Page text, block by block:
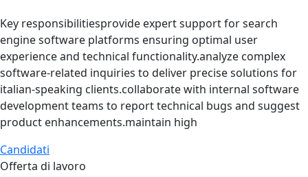
Key responsibilitiesprovide expert support for search
engine software platforms ensuring optimal user
experience and technical functionality.analyze complex
software‑related inquiries to deliver precise solutions for
italian‑speaking clients.collaborate with internal software
development teams to report technical bugs and suggest
product enhancements.maintain high
Candidati
Offerta di lavoro